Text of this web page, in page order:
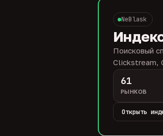
NeBlask
Поисковый
Clickstream,
61
РЫНКОВ
Открыть